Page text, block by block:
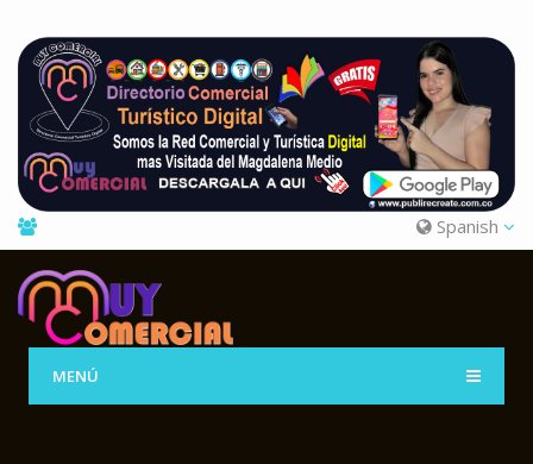
Spanish
MENÚ